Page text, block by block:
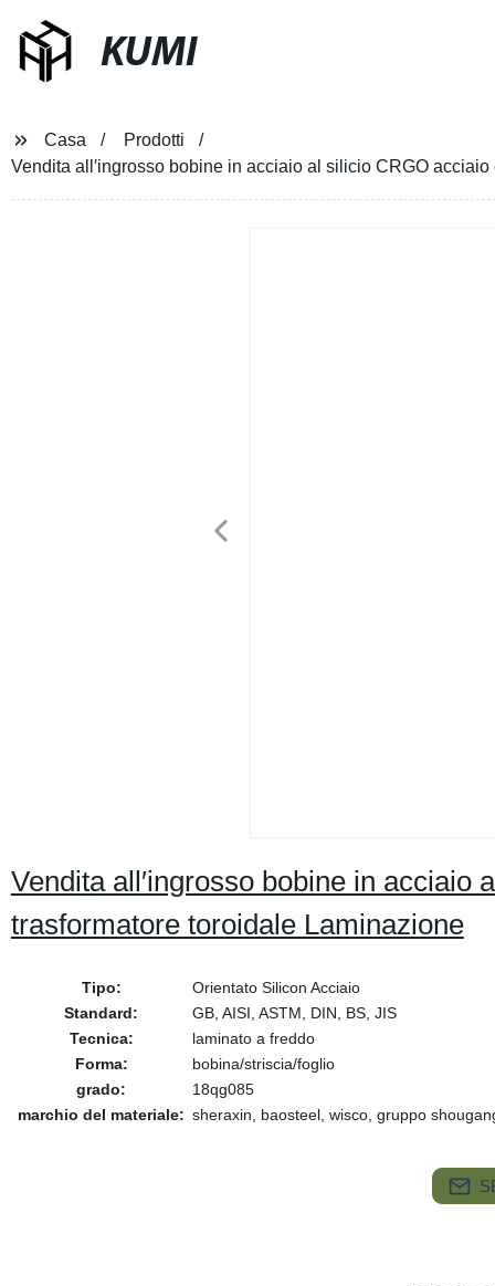
KUMI
Casa
Prodotti
Vendita all′ingrosso bobine in acciaio al silicio CRGO
Vendita all′ingrosso bobine in
trasformatore toroidale Laminazione
Tipo:
Orientato Silicon Acciaio
Standard:
GB, AISI, ASTM, DIN, BS, JIS
Tecnica:
laminato a freddo
Forma:
bobina/striscia/foglio
grado:
18qg085
marchio del materiale: sheraxin, baosteel, wisco, gruppo